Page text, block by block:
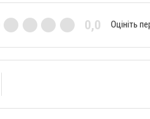
0,0 Оцініть